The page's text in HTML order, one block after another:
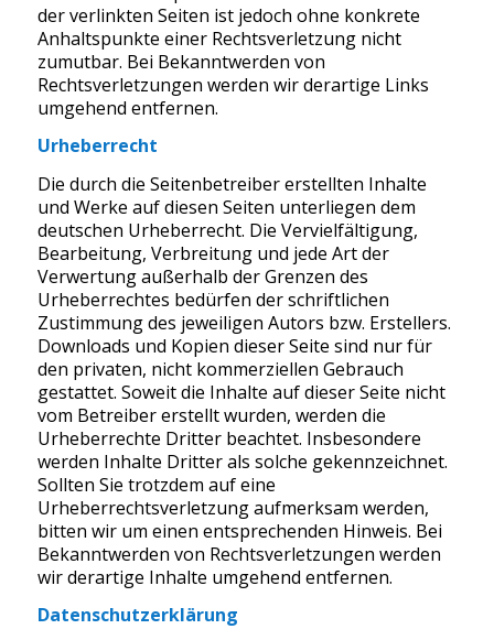
der verlinkten Seiten ist jedoch ohne konkrete
Anhaltspunkte einer Rechtsverletzung nicht
zumutbar. Bei Bekanntwerden von
Rechtsverletzungen werden wir derartige Links
umgehend entfernen.
Urheberrecht
Die durch die Seitenbetreiber erstellten Inhalte
und Werke auf diesen Seiten unterliegen dem
deutschen Urheberrecht. Die Vervielfältigung,
Bearbeitung, Verbreitung und jede Art der
Verwertung außerhalb der Grenzen des
Urheberrechtes bedürfen der schriftlichen
Zustimmung des jeweiligen Autors bzw. Erstellers.
Downloads und Kopien dieser Seite sind nur für
den privaten, nicht kommerziellen Gebrauch
gestattet. Soweit die Inhalte auf dieser Seite nicht
vom Betreiber erstellt wurden, werden die
Urheberrechte Dritter beachtet. Insbesondere
werden Inhalte Dritter als solche gekennzeichnet.
Sollten Sie trotzdem auf eine
Urheberrechtsverletzung aufmerksam werden,
bitten wir um einen entsprechenden Hinweis. Bei
Bekanntwerden von Rechtsverletzungen werden
wir derartige Inhalte umgehend entfernen.
Datenschutzerklärung